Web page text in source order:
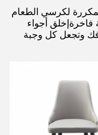
لكرسي الطعام
فاخرةإخلق أجواء
وتجعل كل وجبة